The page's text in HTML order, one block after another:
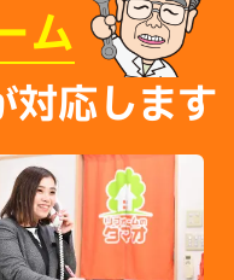
ム
対応します